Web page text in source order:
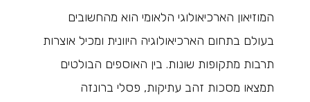
המוזיאון הארכיאולוגי הלאומי הוא מהחשובים
בעולם בתחום הארכיאולוגיה היוונית ומכיל אוצרות
תרבות מתקופות שונות. בין האוספים הבולטים
תמצאו מסכות זהב עתיקות, פסלי ברונזה